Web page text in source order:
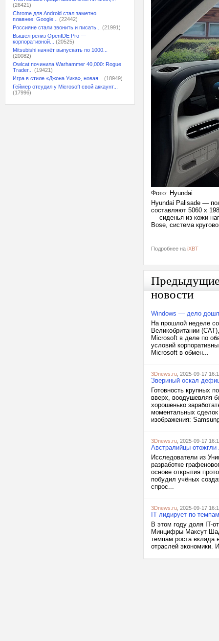
(26421)
Chrome для Android стал заметно
плавнее: Google...
(22442)
Россияне стали звонить и писать...
(21991)
Вышел релиз OpenIDE Pro —
корпоративной...
(20525)
Mitsubishi начнёт выпускать по 1000...
(20082)
Owlcat починила Warhammer 40,000: Rogue
Trader...
(19421)
Игра в стиле «Джона Уика», новая...
(18949)
Геймер отсудил у Microsoft свой аккаунт...
(17996)
Фото: Hyundai
Hyundai Palisade —
составляют 5060 x
— сиденья из кожи
Bose, система
Подробнее на iXBT
новости
Windows — дело
На прошлой неделе
Великобритании
Microsoft в деле по
условий
Microsoft в обмен...
3Dnews.ru , 2025-09-17
Звериный оскал
Готовность крупных
вверх, воодушевляя
хорошенько
моментальных
изображения:
3Dnews.ru , 2025-09-17
Австралийцы
Исследователи из
разработке
основе открытия
побудил учёных
спрос...
3Dnews.ru , 2025-09-17
IT лидирует по
В этом году доля IT-
Минцифры Максут
темпам роста вклада
отраслей экономики.